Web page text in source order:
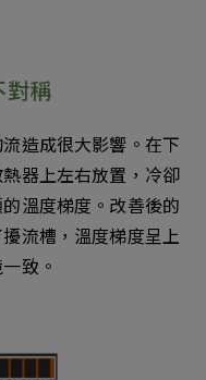
對稱
造成很大影響。在下
器上左右放置，冷卻
溫度梯度。改善後的
流槽，溫度梯度呈上
致。